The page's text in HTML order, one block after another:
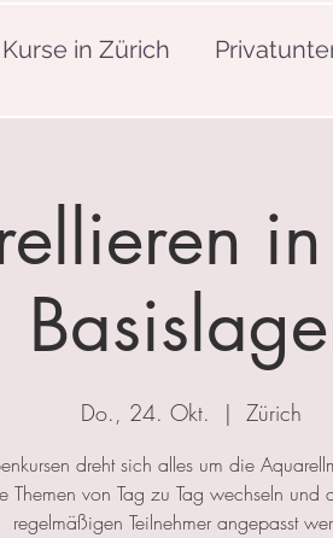
Kurse in Zürich
Do., 24. Okt.
  |
Zürich
dreht sich alles um die
Themen von Tag zu Tag wechseln
regelmäßigen Teilnehmer angepasst